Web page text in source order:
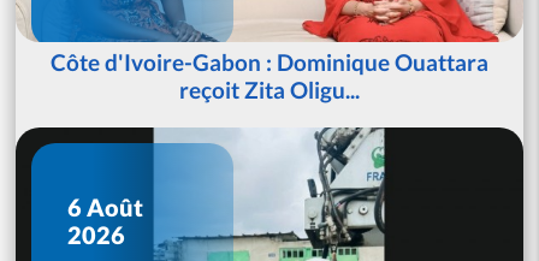
Côte d'Ivoire-Gabon : Dominique Ouattara
reçoit Zita Oligu...
6 Août
2026